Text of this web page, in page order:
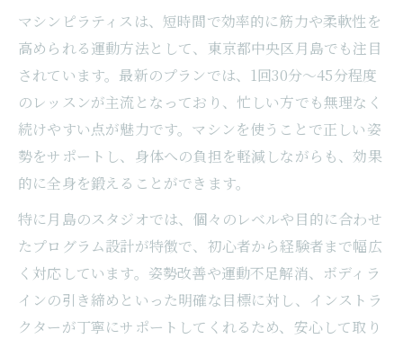
マシンピラティスは、短時間で効率的に筋力や柔軟性を
高められる運動方法として、東京都中央区月島でも注目
されています。最新のプランでは、1回30分〜45分程度
のレッスンが主流となっており、忙しい方でも無理なく
続けやすい点が魅力です。マシンを使うことで正しい姿
勢をサポートし、身体への負担を軽減しながらも、効果
的に全身を鍛えることができます。
特に月島のスタジオでは、個々のレベルや目的に合わせ
たプログラム設計が特徴で、初心者から経験者まで幅広
く対応しています。姿勢改善や運動不足解消、ボディラ
インの引き締めといった明確な目標に対し、インストラ
クターが丁寧にサポートしてくれるため、安心して取り